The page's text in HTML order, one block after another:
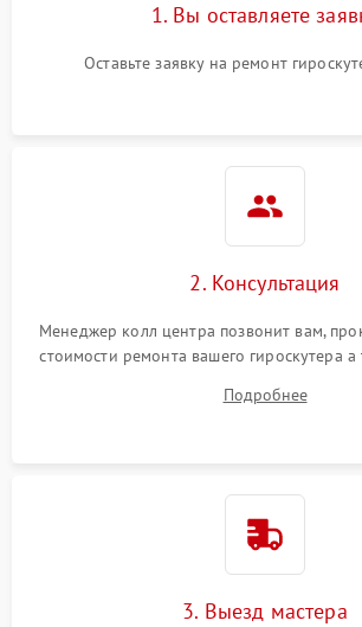
1. Вы оставляете
Оставьте заявку на ремонт
2. Консультация
Менеджер колл центра позвонит вам,
стоимости ремонта вашего гироскутера а
Подробнее
3. Выезд мастера